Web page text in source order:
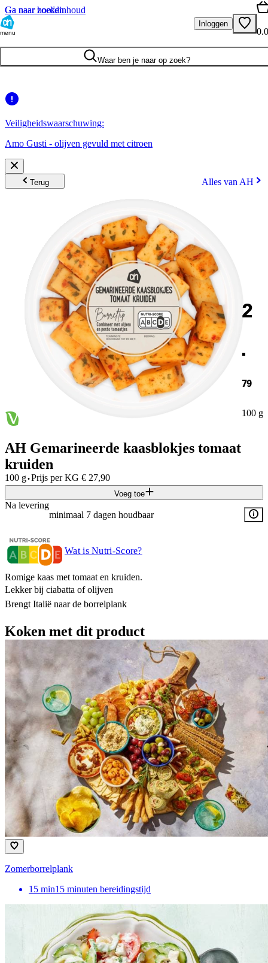
Ga naar hoofdinhoud
Ga naar zoeken
menu
Inloggen
Waar ben je naar op zoek?
Veiligheidswaarschuwing:
Amo Gusti - olijven gevuld met citroen
Terug Alles van AH
2
.
79
100 g
AH Gemarineerde kaasblokjes tomaat
kruiden
100 g·Prijs per KG € 27,90
Voeg toe
Na levering
minimaal 7 dagen houdbaar
Wat is Nutri-Score?
Romige kaas met tomaat en kruiden.
Lekker bij ciabatta of olijven
Brengt Italië naar de borrelplank
Koken met dit product
Zomerborrelplank
15 min15 minuten bereidingstijd